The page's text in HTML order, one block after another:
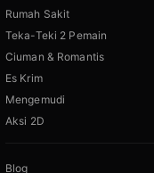
Rumah Sakit
Teka-Teki 2 Pemain
Ciuman & Romantis
Es Krim
Mengemudi
Aksi 2D
Blog